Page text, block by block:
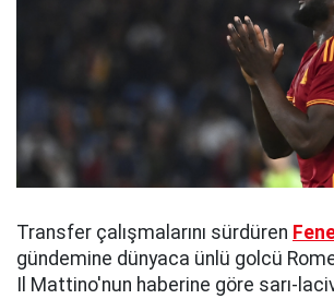
Transfer çalışmalarını sürdüren
gündemine dünyaca ünlü golcü
Il Mattino'nun haberine göre sarı-